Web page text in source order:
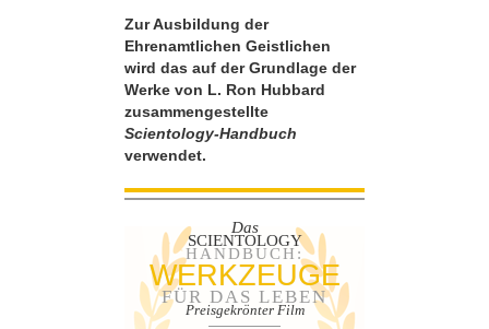
Zur Ausbildung der
Ehrenamtlichen Geistlichen
wird das auf der Grundlage der
Werke von L. Ron Hubbard
zusammengestellte
Scientology-Handbuch
verwendet.
Das
SCIENTOLOGY
HANDBUCH:
WERKZEUGE
FÜR DAS LEBEN
Preisgekrönter Film